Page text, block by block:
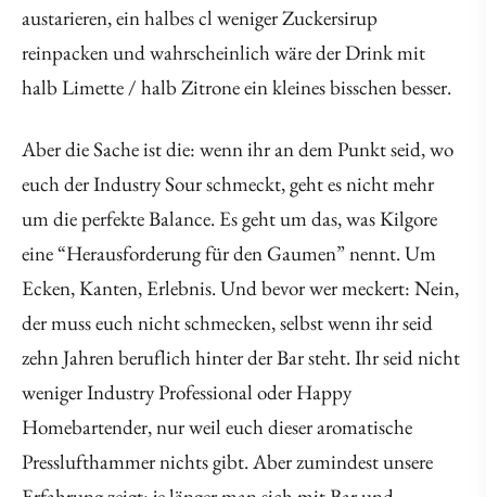
austarieren, ein halbes cl weniger Zuckersirup
reinpacken und wahrscheinlich wäre der Drink mit
halb Limette / halb Zitrone ein kleines bisschen besser.
Aber die Sache ist die: wenn ihr an dem Punkt seid, wo
euch der Industry Sour schmeckt, geht es nicht mehr
um die perfekte Balance. Es geht um das, was Kilgore
eine “Herausforderung für den Gaumen” nennt. Um
Ecken, Kanten, Erlebnis. Und bevor wer meckert: Nein,
der muss euch nicht schmecken, selbst wenn ihr seid
zehn Jahren beruflich hinter der Bar steht. Ihr seid nicht
weniger Industry Professional oder Happy
Homebartender, nur weil euch dieser aromatische
Presslufthammer nichts gibt. Aber zumindest unsere